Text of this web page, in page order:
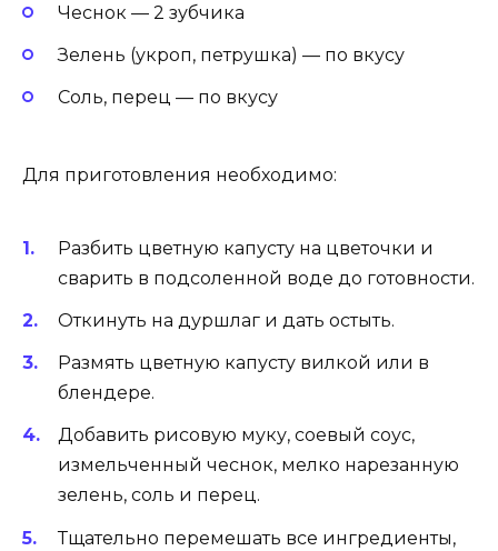
Чеснок — 2 зубчика
Зелень (укроп, петрушка) — по вкусу
Соль, перец — по вкусу
Для приготовления необходимо:
Разбить цветную капусту на цветочки и
сварить в подсоленной воде до готовности.
Откинуть на дуршлаг и дать остыть.
Размять цветную капусту вилкой или в
блендере.
Добавить рисовую муку, соевый соус,
измельченный чеснок, мелко нарезанную
зелень, соль и перец.
Тщательно перемешать все ингредиенты,